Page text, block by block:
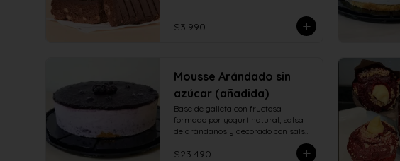
$3.990
Mousse Arándado sin
azúcar (añadida)
Base de galleta con fructosa
formado por yogurt natural, salsa
de arándanos y decorado con salsa
$23.490